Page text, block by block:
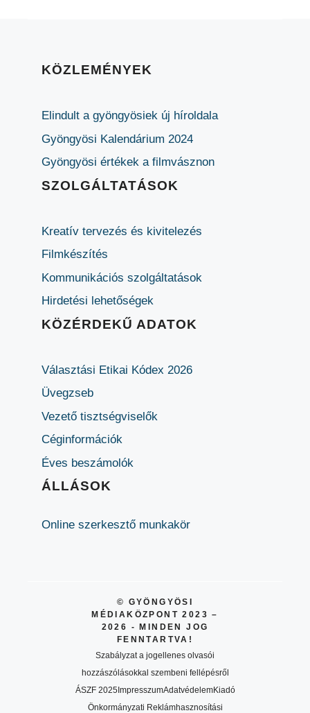
KÖZLEMÉNYEK
Elindult a gyöngyösiek új híroldala
Gyöngyösi Kalendárium 2024
Gyöngyösi értékek a filmvásznon
SZOLGÁLTATÁSOK
Kreatív tervezés és kivitelezés
Filmkészítés
Kommunikációs szolgáltatások
Hirdetési lehetőségek
KÖZÉRDEKŰ ADATOK
Választási Etikai Kódex 2026
Üvegzseb
Vezető tisztségviselők
Céginformációk
Éves beszámolók
ÁLLÁSOK
Online szerkesztő munkakör
© GYÖNGYÖSI
MÉDIAKÖZPONT 2023 –
2026 - MINDEN JOG
FENNTARTVA!
Szabályzat a jogellenes olvasói
hozzászólásokkal szembeni fellépésről
ÁSZF 2025ImpresszumAdatvédelemKiadó
Önkormányzati Reklámhasznosítási